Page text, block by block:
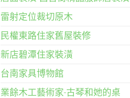
雷射定位裁切原木
民權東路住家舊屋裝修
新店碧潭住家裝潢
台南家具博物館
業餘木工藝術家-古琴和她的桌